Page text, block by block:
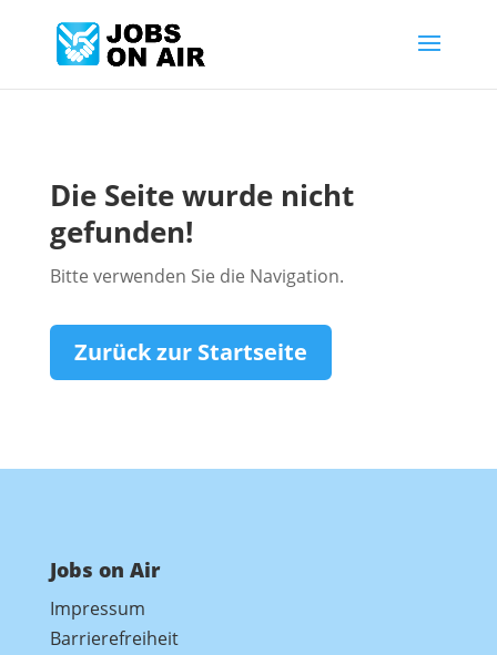
Die Seite wurde nicht
gefunden!
Bitte verwenden Sie die Navigation.
Zurück zur Startseite
Jobs on Air
Impressum
Barrierefreiheit